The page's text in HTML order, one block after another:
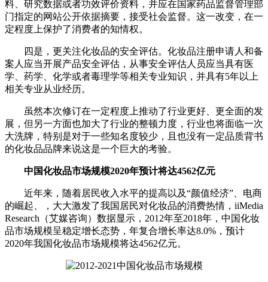
料、研究数据或者功效评价资料，并应在国家药品监督管理部
门指定的网站公开依据摘要，接受社会监督。这一改变，在一
定程度上保护了消费者的知情权。
四是，更关注化妆品的安全评估。化妆品注册申请人和备
案人应当开展产品安全评估，从事安全评估人员应当具有医
学、药学、化学或者毒理学等相关专业知识，并具有5年以上
相关专业从业经历。
虽然本次修订在一定程度上推动了行业更好、更全面的发
展，但另一方面也加大了行业的整顿力度，行业也将面临一次
大洗牌，特别是对于一些知名度较少，且也没有一定品质背书
的化妆品品牌来说这是一个巨大的考验。
中国化妆品市场规模2020年预计将达4562亿元
近年来，随着居民收入水平的提高以及“颜值经济”、电商
的崛起、，大大激发了我国居民对化妆品的消费热情，iiMedia
Research（艾媒咨询）数据显示，2012年至2018年，中国化妆
品市场规模呈稳定增长态势，年复合增长率达8.0%，预计
2020年我国化妆品市场规模将达4562亿元。